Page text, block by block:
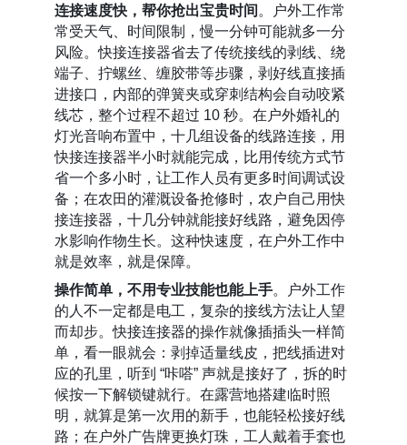
连接速度快，帮你抢出宝贵时间 。户外工作常
常受天气、时间限制，慢一分钟可能就多一分
风险。快接连接器省去了传统接线的剥线、绕
端子、拧螺丝、缠胶带等步骤，剥好线直接插
进接口，内部的弹簧夹或穿刺结构会自动咬紧
线芯，整个过程不超过 10 秒。在户外婚礼的
灯光音响布置中，十几组设备的线路连接，用
快接连接器半小时就能完成，比用传统方式节
省一个多小时，让工作人员有更多时间调试设
备；在农田的灌溉设备抢修时，农户自己用快
接连接器，十几分钟就能接好线路，避免因停
水影响作物生长。这种快速度，在户外工作中
就是效率，就是保障。
操作简单，不用专业技能也能上手。户外工作
的人不一定都是电工，复杂的接线方法让人望
而却步。快接连接器的操作就像插插头一样简
单，看一眼就会：剥掉适量线皮，把线插进对
应的孔里，听到 “咔嗒” 声就是接好了，拆的时
候按一下解锁键就行。在露营地搭建临时照
明，就算是第一次用的新手，也能轻松接好线
路；在户外广告牌更换灯珠，工人戴着手套也